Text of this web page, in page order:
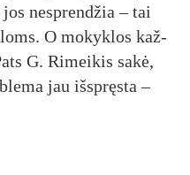
ne­spren­džia – tai
O mo­kyk­los kaž­
G. Ri­mei­kis sa­kė,
jau iš­spręs­ta –